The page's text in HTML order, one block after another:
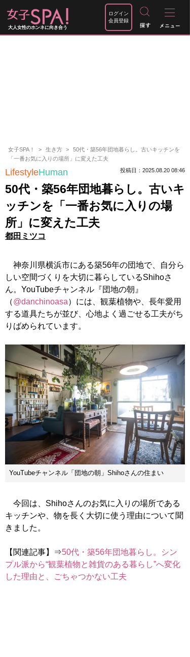
大人女性のホンネに向き合う
ログイン
会員登録
女子SPA！ 生き方
50代・築56年団地暮らし。古いキッチンを
「一番お気に入りの場所」に変えた工夫
LifestyleHuman 投稿日：2025.08.20 08:46
50代・築56年団地暮らし。古いキ
ッチンを「一番お気に入りの場
所」に変えた工夫
都田ミツコ
神奈川県横浜市にある築56年の団地で、自分ら
しい空間づくりを大切に暮らしているShihoさ
ん。YouTubeチャンネル『団地の朝』
（@danchinoasa）には、観葉植物や、長年愛用
する道具たちが並び、心地よく過ごせる工夫がち
りばめられています。
YouTubeチャンネル「団地の朝」Shihoさんの住まい
今回は、Shihoさんのお気に入りの場所である
キッチンや、物を長く大切に使う理由について聞
きました。
【関連記事】⇒50代・築56年団地暮らし。シン
プル派から“観葉植物と雑貨のある暮らし”へ変化
した理由と、ごちゃつかない工夫